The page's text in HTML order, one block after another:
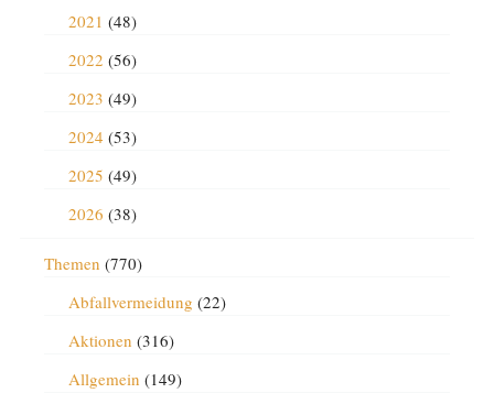
2021 (48)
2022 (56)
2023 (49)
2024 (53)
2025 (49)
2026 (38)
Themen (770)
Abfallvermeidung (22)
Aktionen (316)
Allgemein (149)